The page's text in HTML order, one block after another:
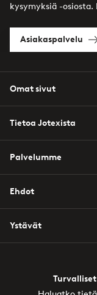
kysymyksiä -
Asiakaspalvelu
Omat sivut
Tietoa Jotexista
Palvelumme
Ehdot
Ystävät